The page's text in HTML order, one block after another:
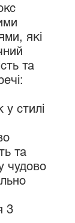
які
та
у стилі
та
чудово
3